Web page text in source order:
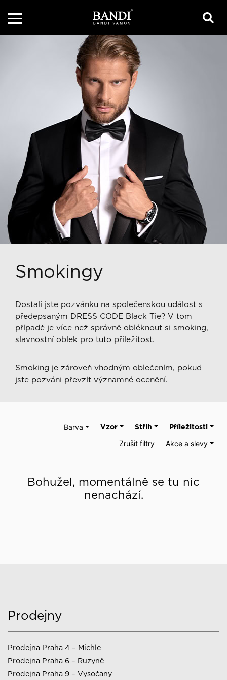
Smokingy
Dostali jste pozvánku na společenskou událost s
předepsaným DRESS CODE Black Tie? V tom
případě je více než správně obléknout si smoking,
slavnostní oblek pro tuto příležitost.
Smoking je zároveň vhodným oblečením, pokud
jste pozváni převzít významné ocenění.
Příležitosti
Střih
Vzor
Barva
Akce a slevy
Zrušit filtry
Bohužel, momentálně se tu nic
nenachází.
Prodejny
Prodejna Praha 4 – Michle
Prodejna Praha 6 – Ruzyně
Prodejna Praha 9 – Vysočany